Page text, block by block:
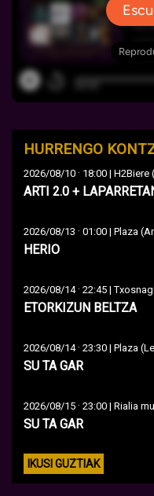
HURRENGO
2026/08/10 · 18:00 | H2Biere
ARTI 2.0 +
2026/08/13 · 01:00 | Plaza
HERIO
2026/08/14· 22:45 |
ETORKIZUN BELTZA
2026/08/14· 23:30 | Plaza
SU TA GAR
2026/08/15 · 23:00 | Rialia
SU TA GAR
IKUSI GUZTIAK